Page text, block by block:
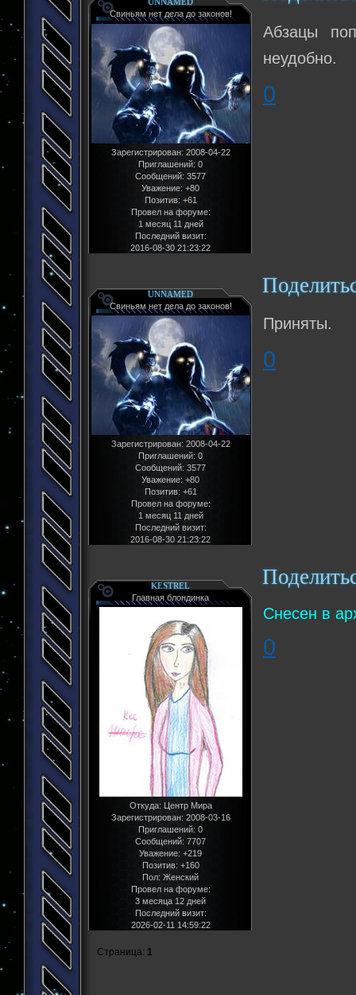
UNNAMED
Свиньям нет дела до законов!
Зарегистрирован: 2008-04-22
Приглашений: 0
Сообщений: 3577
Уважение: +80
Позитив: +61
Провел на форуме:
1 месяц 11 дней
Последний визит:
2016-08-30 21:23:22
Абзацы
неудобно.
0
UNNAMED
Свиньям нет дела до законов!
Зарегистрирован: 2008-04-22
Приглашений: 0
Сообщений: 3577
Уважение: +80
Позитив: +61
Провел на форуме:
1 месяц 11 дней
Последний визит:
2016-08-30 21:23:22
Приняты.
0
KESTREL
Главная блондинка
Откуда:Центр Мира
Зарегистрирован: 2008-03-16
Приглашений: 0
Сообщений: 7707
Уважение: +219
Позитив: +160
Пол:Женский
Провел на форуме:
3 месяца 12 дней
Последний визит:
2026-02-11 14:59:22
Снесен в
0
Страница: 1